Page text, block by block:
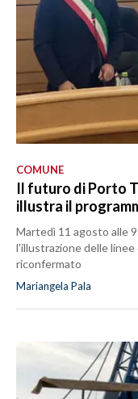
COMUNE
Il futuro di Porto
illustra il
Martedì 11 agosto alle
l'illustrazione delle
riconfermato
Mariangela Pala